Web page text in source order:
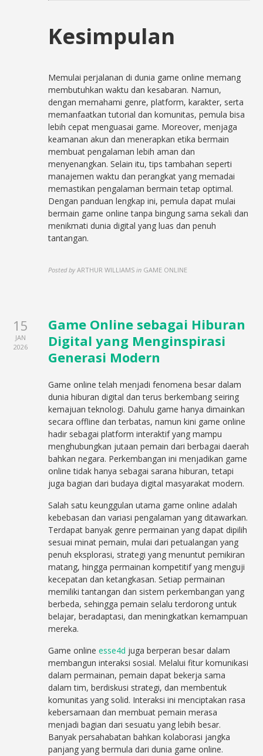
Kesimpulan
Memulai perjalanan di dunia game online memang
membutuhkan waktu dan kesabaran. Namun,
dengan memahami genre, platform, karakter, serta
memanfaatkan tutorial dan komunitas, pemula bisa
lebih cepat menguasai game. Moreover, menjaga
keamanan akun dan menerapkan etika bermain
membuat pengalaman lebih aman dan
menyenangkan. Selain itu, tips tambahan seperti
manajemen waktu dan perangkat yang memadai
memastikan pengalaman bermain tetap optimal.
Dengan panduan lengkap ini, pemula dapat mulai
bermain game online tanpa bingung sama sekali dan
menikmati dunia digital yang luas dan penuh
tantangan.
Posted by ARTHUR WILLIAMS in GAME ONLINE
15
JAN
2026
Game Online sebagai Hiburan
Digital yang Menginspirasi
Generasi Modern
Game online telah menjadi fenomena besar dalam
dunia hiburan digital dan terus berkembang seiring
kemajuan teknologi. Dahulu game hanya dimainkan
secara offline dan terbatas, namun kini game online
hadir sebagai platform interaktif yang mampu
menghubungkan jutaan pemain dari berbagai daerah
bahkan negara. Perkembangan ini menjadikan game
online tidak hanya sebagai sarana hiburan, tetapi
juga bagian dari budaya digital masyarakat modern.
Salah satu keunggulan utama game online adalah
kebebasan dan variasi pengalaman yang ditawarkan.
Terdapat banyak genre permainan yang dapat dipilih
sesuai minat pemain, mulai dari petualangan yang
penuh eksplorasi, strategi yang menuntut pemikiran
matang, hingga permainan kompetitif yang menguji
kecepatan dan ketangkasan. Setiap permainan
memiliki tantangan dan sistem perkembangan yang
berbeda, sehingga pemain selalu terdorong untuk
belajar, beradaptasi, dan meningkatkan kemampuan
mereka.
Game onlineesse4d juga berperan besar dalam
membangun interaksi sosial. Melalui fitur komunikasi
dalam permainan, pemain dapat bekerja sama
dalam tim, berdiskusi strategi, dan membentuk
komunitas yang solid. Interaksi ini menciptakan rasa
kebersamaan dan membuat pemain merasa
menjadi bagian dari sesuatu yang lebih besar.
Banyak persahabatan bahkan kolaborasi jangka
panjang yang bermula dari dunia game online.